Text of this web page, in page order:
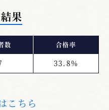
果
数 合格率
33.8%
こちら